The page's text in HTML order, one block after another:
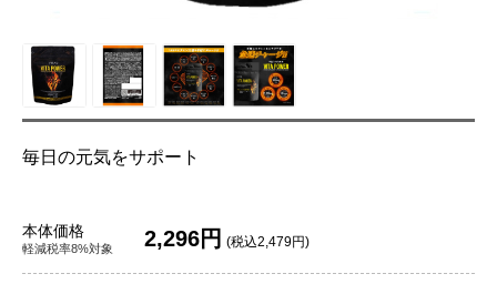
毎日の元気をサポート
本体価格
軽減税率8%対象 2,296円 (税込2,479円)